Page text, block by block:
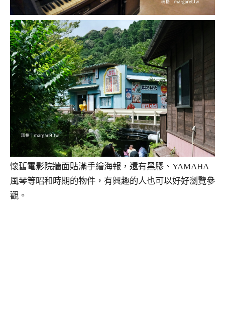
懷舊電影院牆面貼滿手繪海報，還有黑膠、YAMAHA
風琴等昭和時期的物件，有興趣的人也可以好好瀏覽參
觀。